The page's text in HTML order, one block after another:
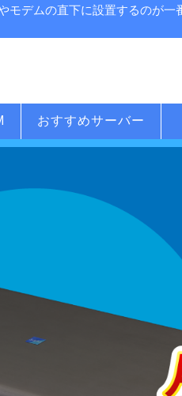
モデムの直下に設置するのが
おすすめサーバー